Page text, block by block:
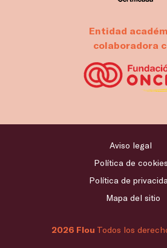
Entidad
colaboradora
2026 Flou Todos los
Aviso legal
Política de cookies
Política de
Mapa del sitio